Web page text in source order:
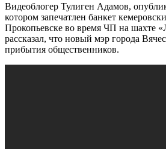
Видеоблогер Тулиген Адамов,
котором запечатлен банкет
Прокопьевске во время ЧП на шахте
рассказал, что новый мэр города
прибытия общественников.